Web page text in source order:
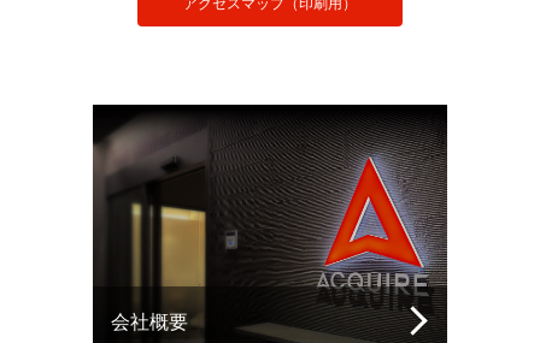
アクセスマップ（印刷用）
会社概要